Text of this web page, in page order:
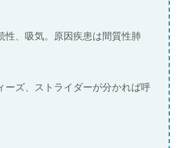
性、吸気。原因疾患は間質性肺
ーズ、ストライダーが分かれば呼